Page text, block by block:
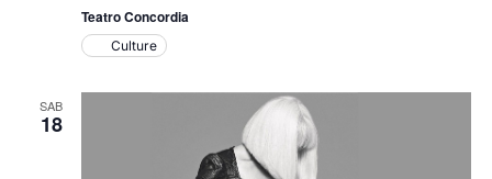
Teatro Concordia
Culture
SAB
18